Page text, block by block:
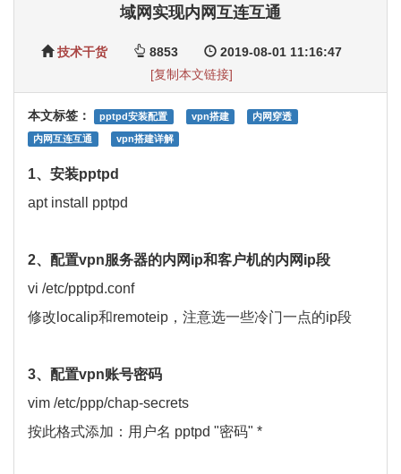
域网实现内网互连互通
技术干货 8853
2019-08-01 11:16:47
[复制本文链接]
本文标签： pptpd安装配置 vpn搭建 内网穿透
内网互连互通 vpn搭建详解
1、安装pptpd
apt install pptpd
2、配置vpn服务器的内网ip和客户机的内网ip段
vi /etc/pptpd.conf
修改localip和remoteip，注意选一些冷门一点的ip段
3、配置vpn账号密码
vim /etc/ppp/chap-secrets
按此格式添加：用户名 pptpd "密码" *